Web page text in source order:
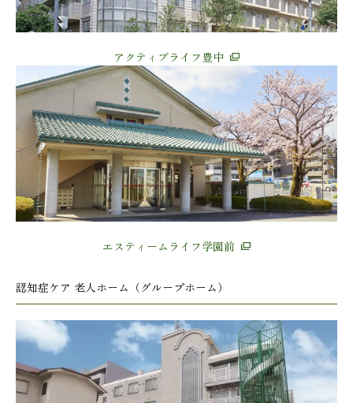
アクティブライフ豊中
エスティームライフ学園前
認知症ケア 老人ホーム（グループホーム）